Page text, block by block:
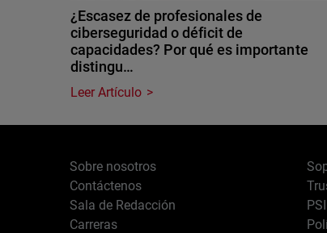
¿Escasez de profesionales de
ciberseguridad o déficit de
capacidades? Por qué es importante
distingu…
Leer Artículo
Sobre nosotros
Contáctenos
Sala de Redacción
Carreras